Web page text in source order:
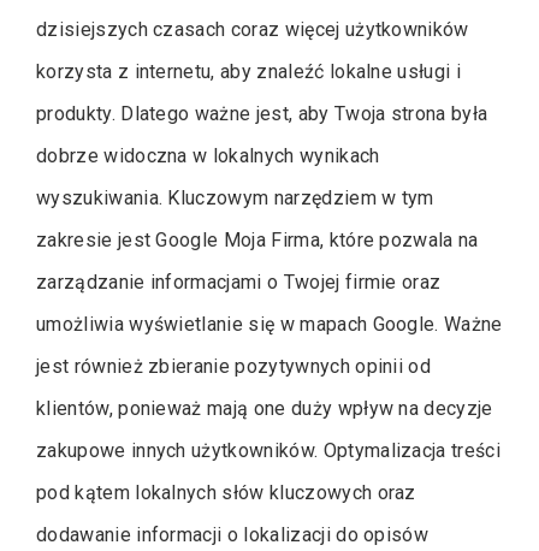
dzisiejszych czasach coraz więcej użytkowników
korzysta z internetu, aby znaleźć lokalne usługi i
produkty. Dlatego ważne jest, aby Twoja strona była
dobrze widoczna w lokalnych wynikach
wyszukiwania. Kluczowym narzędziem w tym
zakresie jest Google Moja Firma, które pozwala na
zarządzanie informacjami o Twojej firmie oraz
umożliwia wyświetlanie się w mapach Google. Ważne
jest również zbieranie pozytywnych opinii od
klientów, ponieważ mają one duży wpływ na decyzje
zakupowe innych użytkowników. Optymalizacja treści
pod kątem lokalnych słów kluczowych oraz
dodawanie informacji o lokalizacji do opisów